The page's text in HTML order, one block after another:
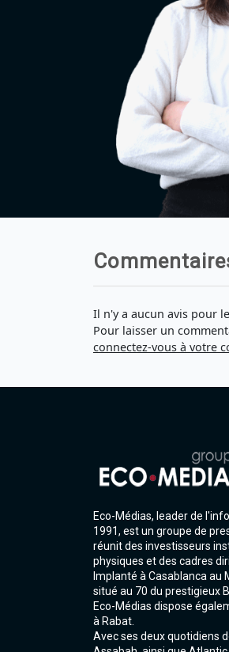
Il n'y a aucun avis pour
Pour laisser un
connectez-vous à votre
Eco-Médias, leader de
1991, est un groupe de
réunit des investisseurs
physiques et des cadres
Implanté à Casablanca au
situé au 70 du prestigieux
Eco-Médias dispose
à Rabat.
Avec ses deux quotidiens